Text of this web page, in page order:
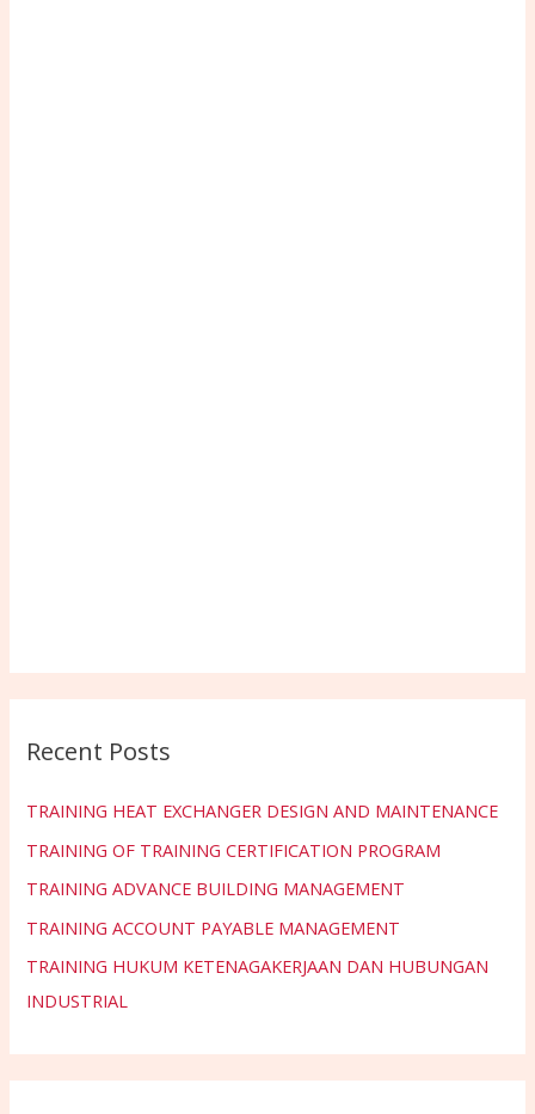
Recent Posts
TRAINING HEAT EXCHANGER DESIGN AND MAINTENANCE
TRAINING OF TRAINING CERTIFICATION PROGRAM
TRAINING ADVANCE BUILDING MANAGEMENT
TRAINING ACCOUNT PAYABLE MANAGEMENT
TRAINING HUKUM KETENAGAKERJAAN DAN HUBUNGAN
INDUSTRIAL